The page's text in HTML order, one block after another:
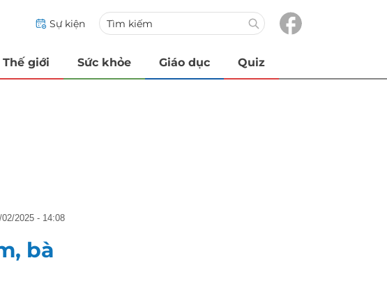
Sự kiện
Thế giới Sức khỏe Giáo dục Quiz
02/2025 - 14:08
bà